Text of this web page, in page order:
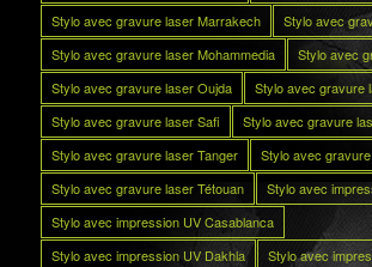
Stylo avec gravure laser Marrakech
Stylo avec
Stylo avec gravure laser Mohammedia
Stylo avec
Stylo avec gravure laser Oujda
Stylo avec gravure
Stylo avec gravure laser Safi
Stylo avec gravure
Stylo avec gravure laser Tanger
Stylo avec
Stylo avec gravure laser Tétouan
Stylo avec
Stylo avec impression UV Casablanca
Stylo avec impression UV Dakhla
Stylo avec